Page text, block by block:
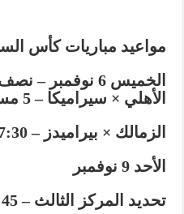
مواعيد مباريات كأس
الخميس 6 نوفمبر – نصف النهائي
الأهلي × سيراميكا – 5 مساء
الزمالك × بيراميدز – 7:30 مساء
الأحد 9 نوفمبر
تحديد المركز الثالث – 2:45 عصرا